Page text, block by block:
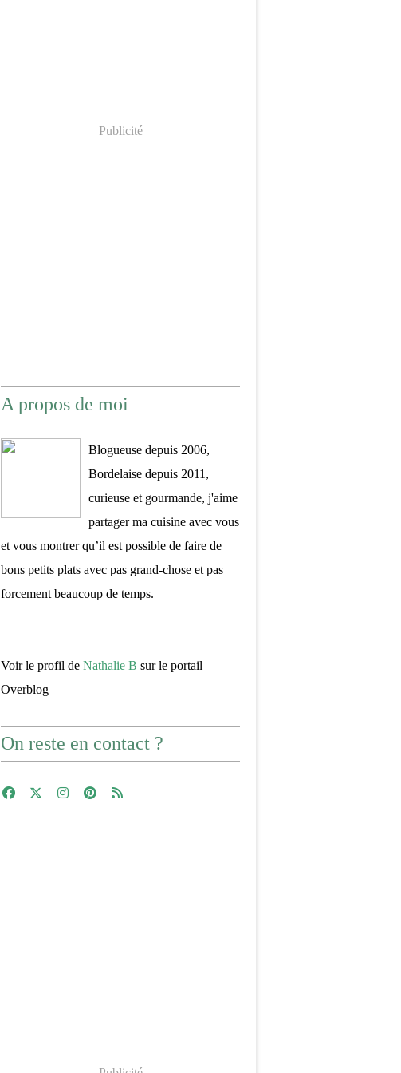
Publicité
A propos de moi
Blogueuse depuis 2006,
Bordelaise depuis 2011,
curieuse et gourmande, j'aime
partager ma cuisine avec vous
et vous montrer qu’il est possible de faire de
bons petits plats avec pas grand-chose et pas
forcement beaucoup de temps.
Voir le profil de Nathalie B sur le portail
Overblog
On reste en contact ?